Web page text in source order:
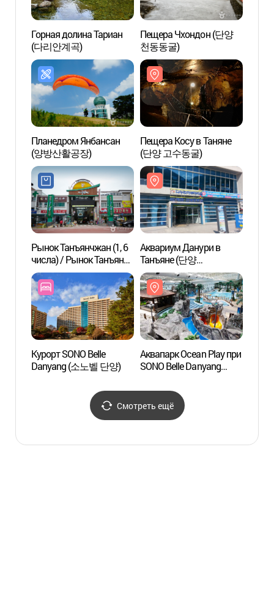
Горная долина Тариан
(다리안계곡)
Пещера Чхондон (단양
천동동굴)
Планедром Янбансан
(양방산활공장)
Пещера Косу в Таняне
(단양 고수동굴)
Рынок Танъянчжан (1, 6
числа) / Рынок Танъян
Кугён (단양장 (1, 6일) /
단양구경시장)
Аквариум Данури в
Танъяне (단양
다누리아쿠아리움)
Курорт SONO Belle
Danyang (소노벨 단양)
Аквапарк Ocean Play при
SONO Belle Danyang
Смотреть ещё